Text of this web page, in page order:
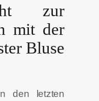
zur
mit der
Bluse
den letzten